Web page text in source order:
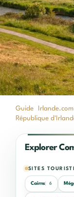
Guide Irlande.com
République
Explorer
SITES
Cairns 6